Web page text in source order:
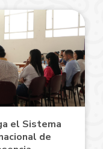
el Sistema
de